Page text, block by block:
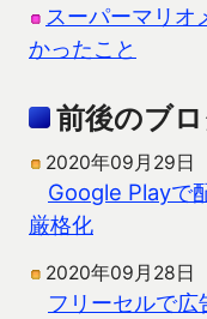
スーパーマリオ
かったこと
前後のブ
2020年09月29日
Google Playで
厳格化
2020年09月28日
フリーセルで